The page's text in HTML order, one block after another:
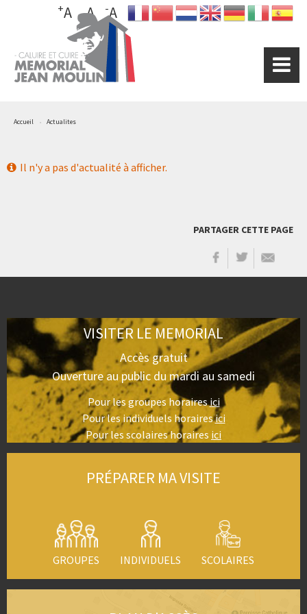
principal
-A
A
+A
Accueil Actualites
Il n'y a pas d'actualité à afficher.
PARTAGER CETTE PAGE
VISITER LE MEMORIAL
Accès gratuit
Ouverture au public du mardi au samedi
Pour les groupes horairesici
Pour les individuels horairesici
Pour les scolaires horaires ici
PRÉPARER MA VISITE
GROUPES INDIVIDUELS SCOLAIRES